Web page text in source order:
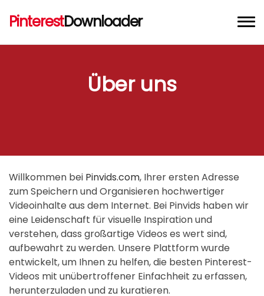
PinterestDownloader
Pinterest Bild Downloader
Über uns
Willkommen bei Pinvids.com, Ihrer ersten Adresse
zum Speichern und Organisieren hochwertiger
Videoinhalte aus dem Internet. Bei Pinvids haben wir
eine Leidenschaft für visuelle Inspiration und
verstehen, dass großartige Videos es wert sind,
aufbewahrt zu werden. Unsere Plattform wurde
entwickelt, um Ihnen zu helfen, die besten Pinterest-
Videos mit unübertroffener Einfachheit zu erfassen,
herunterzuladen und zu kuratieren.